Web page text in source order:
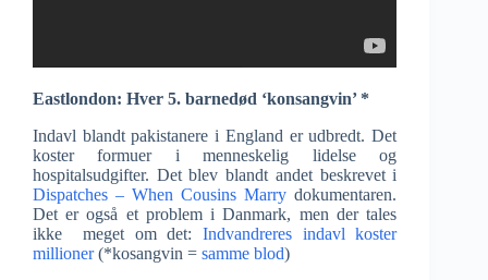
Eastlondon: Hver 5. barnedød ‘konsangvin’ *
Indavl blandt pakistanere i England er udbredt. Det
koster formuer i menneskelig lidelse og
hospitalsudgifter. Det blev blandt andet beskrevet i
Dispatches – When Cousins Marrydokumentaren.
Det er også et problem i Danmark, men der tales
ikke meget om det:Indvandreres indavl koster
millioner(*kosangvin = samme blod)